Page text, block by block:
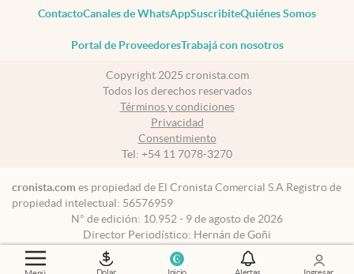
ContactoCanales de WhatsAppSuscribiteQuiénes Somos
Portal de ProveedoresTrabajá con nosotros
Copyright 2025 cronista.com
Todos los derechos reservados
Términos y condiciones
Privacidad
Consentimiento
Tel: +54 11 7078-3270
cronista.com es propiedad de El Cronista Comercial S.A Registro de
propiedad intelectual: 56576959
N° de edición: 10.952 - 9 de agosto de 2026
Director Periodístico: Hernán de Goñi